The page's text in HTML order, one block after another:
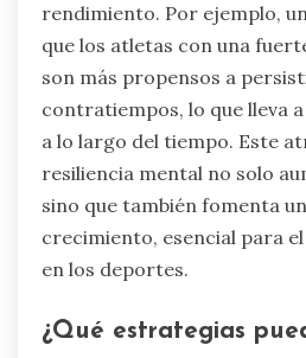
rendimiento. Por ejemplo,
que los atletas con una
son más propensos a
contratiempos, lo que lleva
a lo largo del tiempo. Este
resiliencia mental no solo
sino que también fomenta
crecimiento, esencial para
en los deportes.
¿Qué estrategias